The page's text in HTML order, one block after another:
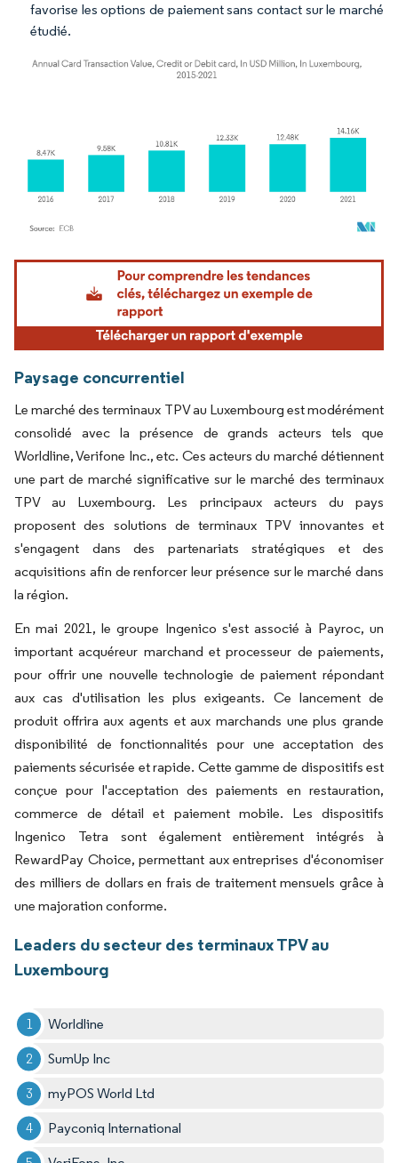
favorise les options de paiement sans contact sur le marché
étudié.
Image © Mordor Intelligence. La réutilisation nécessite une attribution sous CC BY
Paysage concurrentiel
Le marché des terminaux TPV au Luxembourg est modérément
consolidé avec la présence de grands acteurs tels que
Worldline, Verifone Inc., etc. Ces acteurs du marché détiennent
une part de marché significative sur le marché des terminaux
TPV au Luxembourg. Les principaux acteurs du pays
proposent des solutions de terminaux TPV innovantes et
s'engagent dans des partenariats stratégiques et des
acquisitions afin de renforcer leur présence sur le marché dans
la région.
En mai 2021, le groupe Ingenico s'est associé à Payroc, un
important acquéreur marchand et processeur de paiements,
pour offrir une nouvelle technologie de paiement répondant
aux cas d'utilisation les plus exigeants. Ce lancement de
produit offrira aux agents et aux marchands une plus grande
disponibilité de fonctionnalités pour une acceptation des
paiements sécurisée et rapide. Cette gamme de dispositifs est
conçue pour l'acceptation des paiements en restauration,
commerce de détail et paiement mobile. Les dispositifs
Ingenico Tetra sont également entièrement intégrés à
RewardPay Choice, permettant aux entreprises d'économiser
des milliers de dollars en frais de traitement mensuels grâce à
une majoration conforme.
Leaders du secteur des terminaux TPV au
Luxembourg
Worldline
SumUp Inc
myPOS World Ltd
Payconiq International